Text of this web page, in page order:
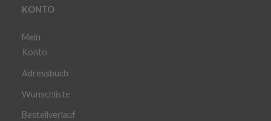
KONTO
Mein
Konto
Adressbuch
Wunschliste
Bestellverlauf